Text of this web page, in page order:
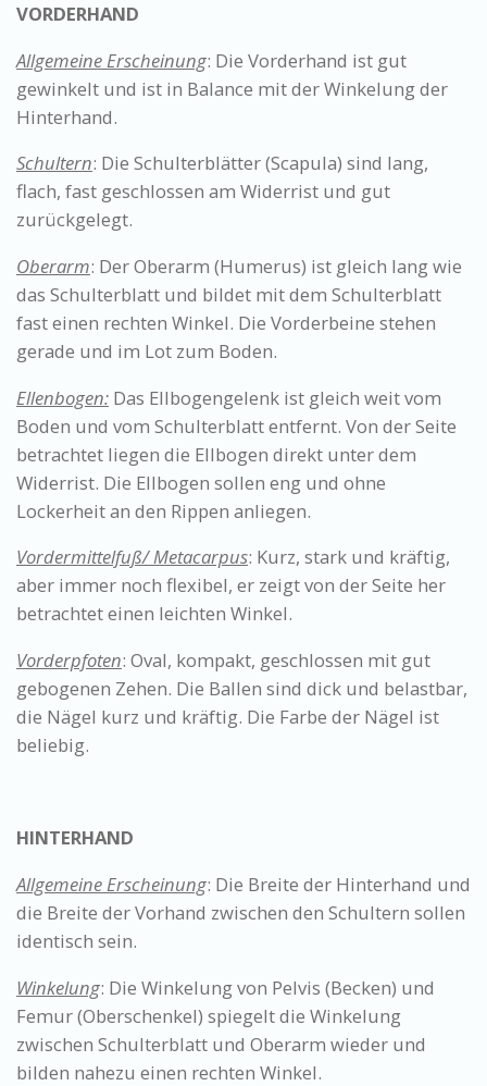
​VORDERHAND
Allgemeine Erscheinung: Die Vorderhand ist gut
gewinkelt und ist in Balance mit der Winkelung der
Hinterhand.
Schultern: Die Schulterblätter (Scapula) sind lang,
flach, fast geschlossen am Widerrist und gut
zurückgelegt.
Oberarm: Der Oberarm (Humerus) ist gleich lang wie
das Schulterblatt und bildet mit dem Schulterblatt
fast einen rechten Winkel. Die Vorderbeine stehen
gerade und im Lot zum Boden.
Ellenbogen: Das Ellbogengelenk ist gleich weit vom
Boden und vom Schulterblatt entfernt. Von der Seite
betrachtet liegen die Ellbogen direkt unter dem
Widerrist. Die Ellbogen sollen eng und ohne
Lockerheit an den Rippen anliegen.
Vordermittelfuß/ Metacarpus: Kurz, stark und kräftig,
aber immer noch flexibel, er zeigt von der Seite her
betrachtet einen leichten Winkel.
Vorderpfoten: Oval, kompakt, geschlossen mit gut
gebogenen Zehen. Die Ballen sind dick und belastbar,
die Nägel kurz und kräftig. Die Farbe der Nägel ist
beliebig.
HINTERHAND
Allgemeine Erscheinung: Die Breite der Hinterhand und
die Breite der Vorhand zwischen den Schultern sollen
identisch sein.
Winkelung: Die Winkelung von Pelvis (Becken) und
Femur (Oberschenkel) spiegelt die Winkelung
zwischen Schulterblatt und Oberarm wieder und
bilden nahezu einen rechten Winkel.